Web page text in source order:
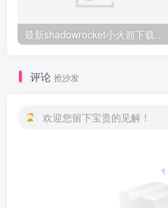
最新shadowrocket小火箭下载地址及使用教程和指南
评论 抢沙发
欢迎您留下宝贵的见解！